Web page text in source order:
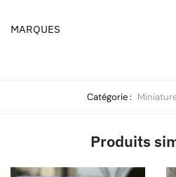
MARQUES
Catégorie :
Produits